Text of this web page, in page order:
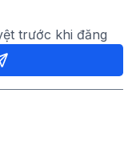
trước khi đăng